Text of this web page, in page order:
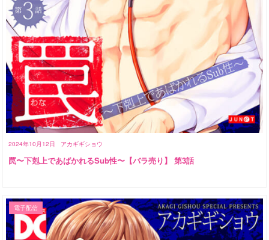
2024年10月12日 アカギギショウ
罠〜下剋上であばかれるSub性〜【バラ売り】 第3話
電子配信